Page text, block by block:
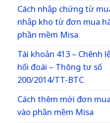
Cách nhập chứng từ
nhập kho từ đơn mua
phần mềm Misa
Tài khoản 413 – Chênh
hối đoái – Thông tư số
200/2014/TT-BTC
Cách thêm mới đơn
vào phần mềm Misa